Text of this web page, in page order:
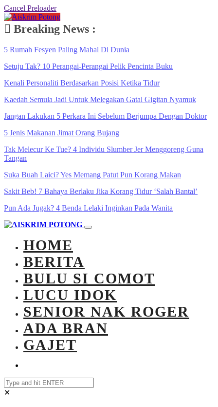
Cancel Preloader
Breaking News :
5 Rumah Fesyen Paling Mahal Di Dunia
Setuju Tak? 10 Perangai-Perangai Pelik Pencinta Buku
Kenali Personaliti Berdasarkan Posisi Ketika Tidur
Kaedah Semula Jadi Untuk Melegakan Gatal Gigitan Nyamuk
Jangan Lakukan 5 Perkara Ini Sebelum Berjumpa Dengan Doktor
5 Jenis Makanan Jimat Orang Bujang
Tak Melecur Ke Tue? 4 Individu Slumber Jer Menggoreng Guna
Tangan
Suka Buah Laici? Yes Memang Patut Pun Korang Makan
Sakit Beb! 7 Bahaya Berlaku Jika Korang Tidur ‘Salah Bantal’
Pun Ada Jugak? 4 Benda Lelaki Inginkan Pada Wanita
HOME
BERITA
BULU SI COMOT
LUCU IDOK
SENIOR NAK ROGER
ADA BRAN
GAJET
✕